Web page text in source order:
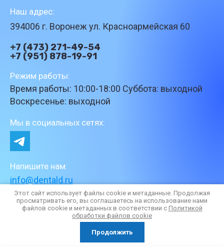
Мы в социальных сетях:
Напишите нам:
info@dentald.ru
Наш адрес:
394006 г. Воронеж ул. Красноармейская 60
+7 (473) 271-49-54
+7 (951) 878-19-91
Режим работы:
Время работы: 10:00-18:00 Суббота: выходной
Воскресенье: выходной
Этот сайт использует файлы cookie и метаданные. Продолжая
просматривать его, вы соглашаетесь на использование нами
файлов cookie и метаданных в соответствии с Политикой
обработки файлов cookie
Продолжить